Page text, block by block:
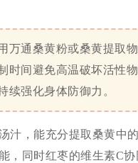
万通桑黄粉或桑黄提取
时间避免高温破坏活性
续强化身体防御力。
汁，能充分提取桑黄中
，同时红枣的维生素C